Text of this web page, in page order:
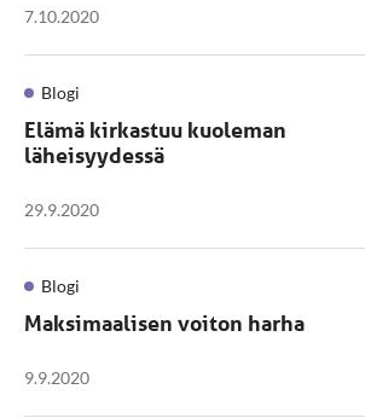
7.10.2020
Blogi
Elämä kirkastuu kuoleman
läheisyydessä
29.9.2020
Blogi
Maksimaalisen voiton harha
9.9.2020